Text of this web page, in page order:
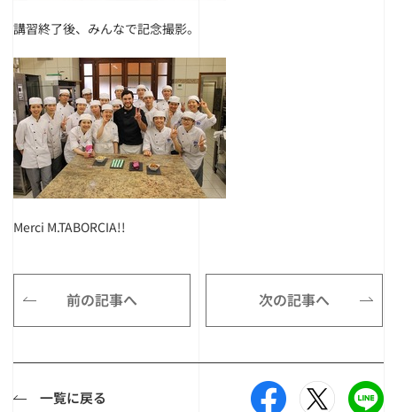
講習終了後、みんなで記念撮影。
Merci M.TABORCIA!!
前の記事へ 次の記事へ
一覧に戻る